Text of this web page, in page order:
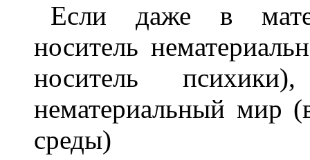
Если даже в
носитель
носитель
нематериальный мир
среды)